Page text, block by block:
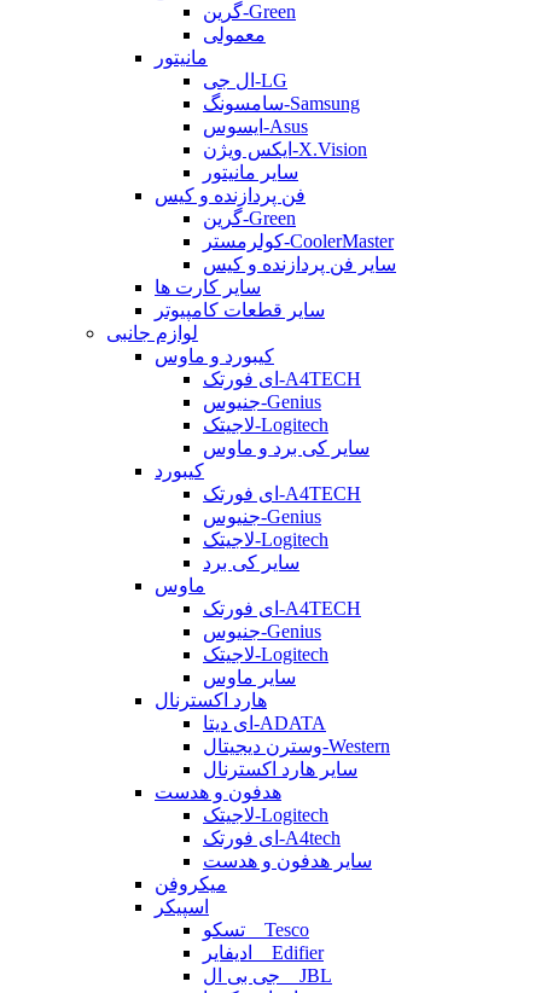
گرین-Green
معمولی
مانیتور
ال جی-LG
سامسونگ-Samsung
ایسوس-Asus
ایکس ویژن-X.Vision
سایر مانیتور
فن پردازنده و کیس
گرین-Green
کولرمستر-CoolerMaster
سایر فن پردازنده و کیس
سایر کارت ها
سایر قطعات کامپیوتر
لوازم جانبی
کیبورد و ماوس
ای فورتک-A4TECH
جنیوس-Genius
لاجیتک-Logitech
سایر کی برد و ماوس
کیبورد
ای فورتک-A4TECH
جنیوس-Genius
لاجیتک-Logitech
سایر کی برد
ماوس
ای فورتک-A4TECH
جنیوس-Genius
لاجیتک-Logitech
سایر ماوس
هارد اکسترنال
ای دیتا-ADATA
وسترن دیجیتال-Western
سایر هارد اکسترنال
هدفون و هدست
لاجیتک-Logitech
ای فورتک-A4tech
سایر هدفون و هدست
میکروفن
اسپیکر
تسکو _ Tesco
ادیفایر _ Edifier
جی بی ال _ JBL